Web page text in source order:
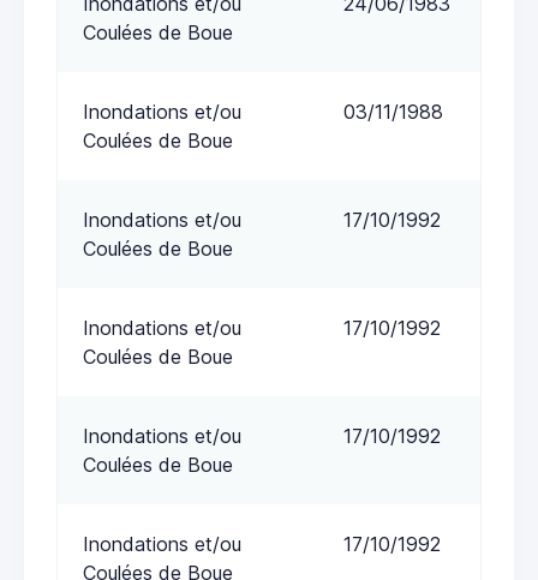
Coulées de Boue
Inondations et/ou
Coulées de Boue
03/11/1988
Inondations et/ou
Coulées de Boue
17/10/1992
Inondations et/ou
Coulées de Boue
17/10/1992
Inondations et/ou
Coulées de Boue
17/10/1992
Inondations et/ou
Coulées de Boue
17/10/1992